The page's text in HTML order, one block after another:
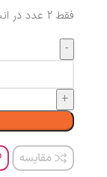
فقط 2 عدد در انبار موجود است
مقایسه